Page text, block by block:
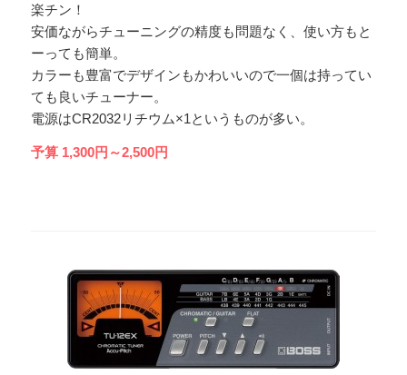
楽チン！
安価ながらチューニングの精度も問題なく、使い方もと
ーっても簡単。
カラーも豊富でデザインもかわいいので一個は持ってい
ても良いチューナー。
電源はCR2032リチウム×1というものが多い。
予算 1,300円～2,500円